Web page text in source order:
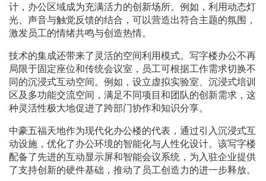
计，办公区域成为充满活力的创新场所。例如，利用动态灯
光、声音与触觉反馈的结合，可以营造出符合主题的氛围，
激发员工的情绪共鸣与创造热情。
技术的集成还带来了灵活的空间利用模式。写字楼办公不再
局限于固定座位和传统会议室，员工可根据工作需求切换不
同的沉浸式互动空间。例如，设立虚拟实验室、沉浸式培训
区及多功能交流空间，满足不同项目和团队的创新需求，这
种灵活性极大地促进了跨部门协作和知识分享。
中豪五福天地作为现代化办公楼的代表，通过引入沉浸式互
动设施，优化了办公环境的智能化与人性化设计。该写字楼
配备了先进的互动显示屏和智能会议系统，为入驻企业提供
了支持创新的硬件基础，推动了员工创造力的进一步释放。